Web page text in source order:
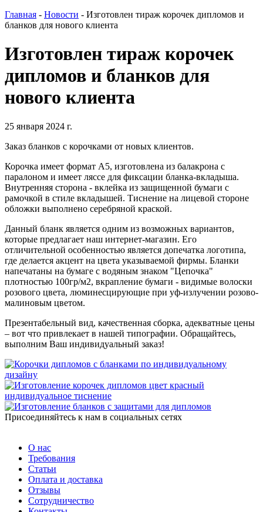
Главная - Новости - Изготовлен тираж корочек дипломов и
бланков для нового клиента
Изготовлен тираж корочек
дипломов и бланков для
нового клиента
25 января 2024 г.
Заказ бланков с корочками от новых клиентов.
Корочка имеет формат А5, изготовлена из балакрона с
паралоном и имеет ляссе для фиксации бланка-вкладыша.
Внутренняя сторона - вклейка из защищенной бумаги с
рамочкой в стиле вкладышей. Тиснение на лицевой стороне
обложки выполнено серебряной краской.
Данный бланк является одним из возможных вариантов,
которые предлагает наш интернет-магазин. Его
отличительной особенностью является допечатка логотипа,
где делается акцент на цвета указываемой фирмы. Бланки
напечатаны на бумаге с водяным знаком "Цепочка"
плотностью 100гр/м2, вкрапление бумаги - видимые волоски
розового цвета, люминесцирующие при уф-излучении розово-
малиновым цветом.
Презентабельный вид, качественная сборка, адекватные цены
– вот что привлекает в нашей типографии. Обращайтесь,
выполним Ваш индивидуальный заказ!
Присоединяйтесь к нам в социальных сетях
О нас
Требования
Статьи
Оплата и доставка
Отзывы
Сотрудничество